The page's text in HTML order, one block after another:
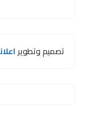
تصميم وتطوير